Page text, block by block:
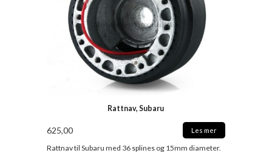
Rattnav, Subaru
625,00 Les mer
Rattnav til Subaru med 36 splines og 15mm diameter.